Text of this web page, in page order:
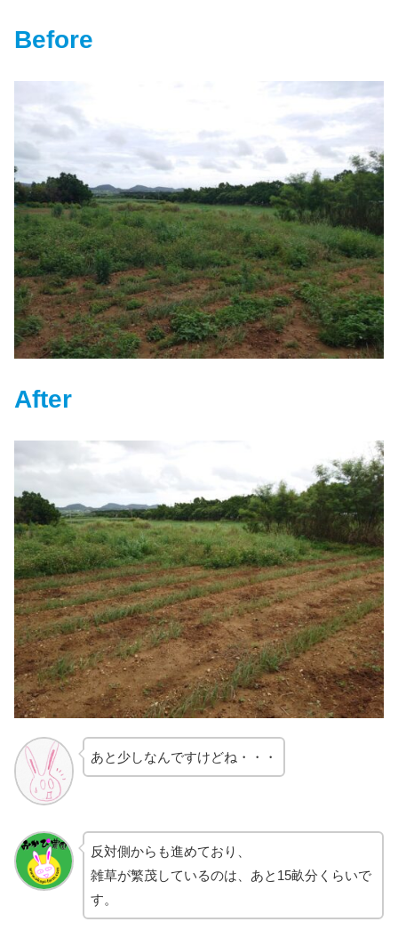
Before
After
あと少しなんですけどね・・・
反対側からも進めており、
雑草が繁茂しているのは、あと15畝分くらいで
す。